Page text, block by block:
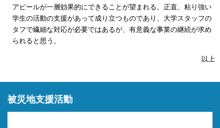
アピールが一層効果的にできることが望まれる。正直、粘り強い
学生の活動の支援があって成り立つものであり、大学スタッフの
タフで繊細な対応が必要ではあるが、有意義な事業の継続が求め
られると思う。
以上
被災地支援活動